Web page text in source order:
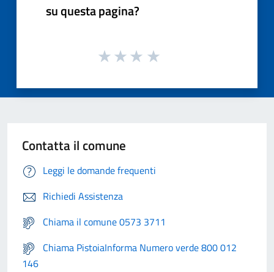
su questa pagina?
Contatta il comune
Leggi le domande frequenti
Richiedi Assistenza
Chiama il comune 0573 3711
Chiama PistoiaInforma Numero verde 800 012
146